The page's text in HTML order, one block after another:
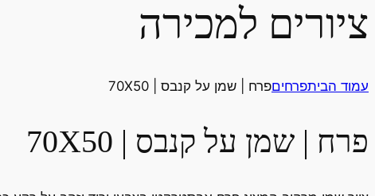
ציורים למכירה
עמוד הביתפרחיםפרח | שמן על קנבס | 70X50
פרח | שמן על קנבס | 70X50